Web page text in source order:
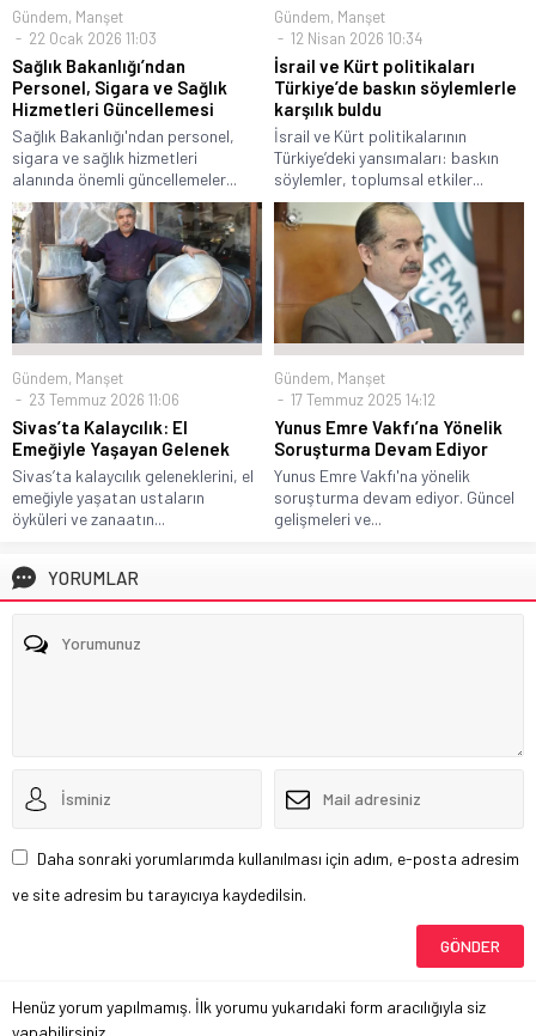
Gündem, Manşet
22 Ocak 2026 11:03
Sağlık Bakanlığı’ndan
Personel, Sigara ve Sağlık
Hizmetleri Güncellemesi
Sağlık Bakanlığı'ndan personel,
sigara ve sağlık hizmetleri
alanında önemli güncellemeler...
Gündem, Manşet
12 Nisan 2026 10:34
İsrail ve Kürt politikaları
Türkiye’de baskın söylemlerle
karşılık buldu
İsrail ve Kürt politikalarının
Türkiye’deki yansımaları: baskın
söylemler, toplumsal etkiler...
Gündem, Manşet
23 Temmuz 2026 11:06
Sivas’ta Kalaycılık: El
Emeğiyle Yaşayan Gelenek
Sivas’ta kalaycılık geleneklerini, el
emeğiyle yaşatan ustaların
öyküleri ve zanaatın...
Gündem, Manşet
17 Temmuz 2025 14:12
Yunus Emre Vakfı’na Yönelik
Soruşturma Devam Ediyor
Yunus Emre Vakfı'na yönelik
soruşturma devam ediyor. Güncel
gelişmeleri ve...
YORUMLAR
Daha sonraki yorumlarımda kullanılması için adım, e-posta adresim
ve site adresim bu tarayıcıya kaydedilsin.
Henüz yorum yapılmamış. İlk yorumu yukarıdaki form aracılığıyla siz
yapabilirsiniz.